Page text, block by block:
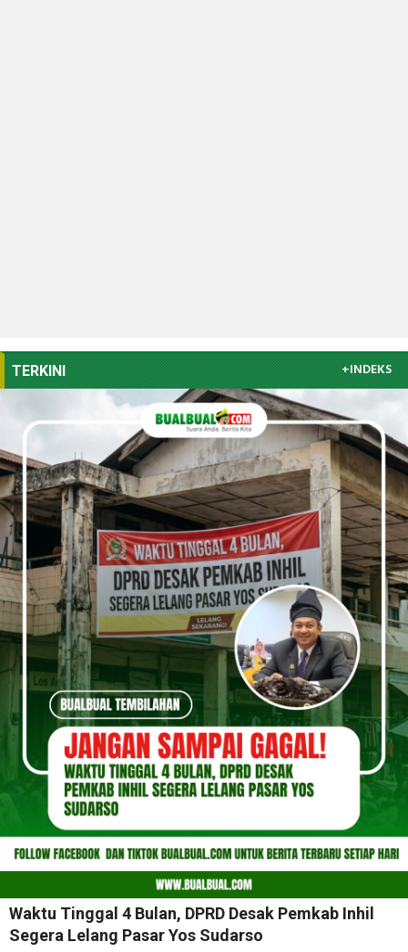
TERKINI +INDEKS
Waktu Tinggal 4 Bulan, DPRD Desak Pemkab Inhil
Segera Lelang Pasar Yos Sudarso